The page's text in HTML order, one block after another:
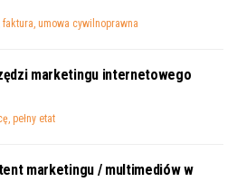
faktura, umowa cywilnoprawna
marketingu internetowego
pełny etat
marketingu / multimediów w